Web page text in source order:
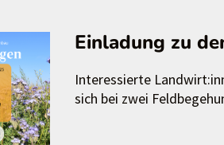
Einladung zu
Interessierte
sich bei zwei